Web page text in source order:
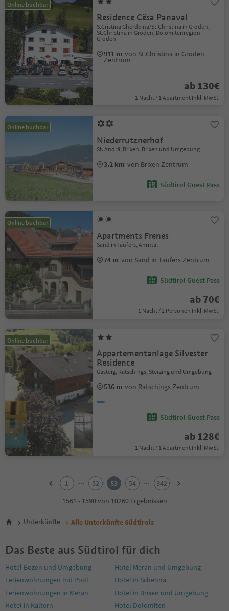
Online buchbar
Residence Cësa Panaval
S.Cristina Gherdëina/St.Christina in Gröden,
St.Christina in Gröden, Dolomitenregion
Gröden
911 m von St.Christina in Gröden
Zentrum
ab 130€
1 Nacht / 1 Apartment Inkl. MwSt.
Online buchbar
Niederrutznerhof
St. Andrä, Brixen, Brixen und Umgebung
3.2 km von Brixen Zentrum
Südtirol Guest Pass
Online buchbar
Apartments Frenes
Sand in Taufers, Ahrntal
74 m von Sand in Taufers Zentrum
Südtirol Guest Pass
ab 70€
1 Nacht / 2 Personen Inkl. MwSt.
Online buchbar
Appartementanlage Silvester
Residence
Gasteig, Ratschings, Sterzing und Umgebung
536 m von Ratschings Zentrum
Südtirol Guest Pass
ab 128€
1 Nacht / 1 Apartment Inkl. MwSt.
6
9
11
12
13
14
1 ... 52 53 54 ...
342
1561 - 1590 von 10260 Ergebnissen
Unterkünfte Alle Unterkünfte Südtirols
Das Beste aus Südtirol für dich
Hotel Bozen und Umgebung
Hotel Meran und Umgebung
Ferienwohnungen mit Pool
Hotel in Schenna
Ferienwohnungen in Meran
Hotel in Brixen und Umgebung
Hotel in Kaltern
Hotel Dolomiten